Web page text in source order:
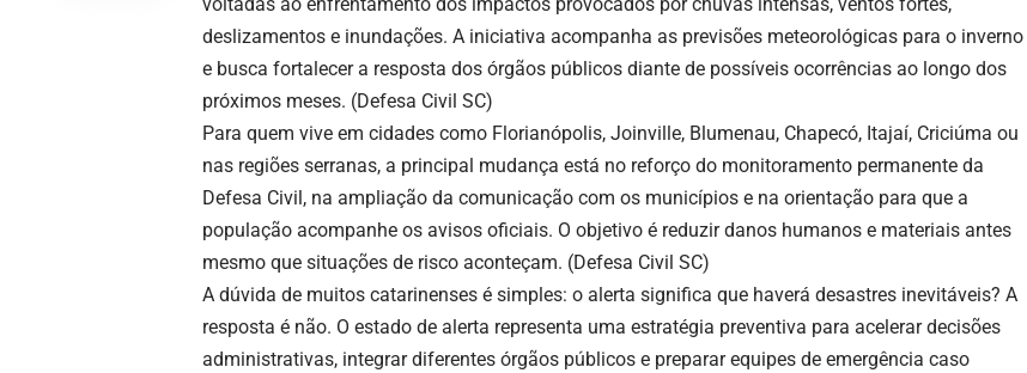
deslizamentos e inundações. A iniciativa acompanha as previsões meteorológicas para o inverno
e busca fortalecer a resposta dos órgãos públicos diante de possíveis ocorrências ao longo dos
próximos meses. (Defesa Civil SC)
Para quem vive em cidades como Florianópolis, Joinville, Blumenau, Chapecó, Itajaí, Criciúma ou
nas regiões serranas, a principal mudança está no reforço do monitoramento permanente da
Defesa Civil, na ampliação da comunicação com os municípios e na orientação para que a
população acompanhe os avisos oficiais. O objetivo é reduzir danos humanos e materiais antes
mesmo que situações de risco aconteçam. (Defesa Civil SC)
A dúvida de muitos catarinenses é simples: o alerta significa que haverá desastres inevitáveis? A
resposta é não. O estado de alerta representa uma estratégia preventiva para acelerar decisões
administrativas, integrar diferentes órgãos públicos e preparar equipes de emergência caso